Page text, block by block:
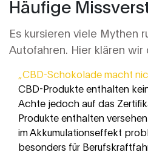
Häufige
Es kursieren viele Mythen
Autofahren. Hier klären wir
„CBD-Schokolade macht
CBD-Produkte enthalten
Achte jedoch auf das
Produkte enthalten
im Akkumulationseffekt
besonders für